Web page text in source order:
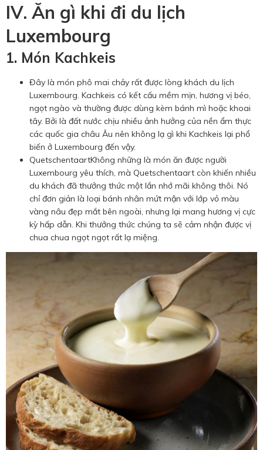
IV. Ăn gì khi đi du lịch
Luxembourg
1. Món Kachkeis
Đây là món phô mai chảy rất được lòng khách du lịch
Luxembourg. Kachkeis có kết cấu mềm mịn, hương vị béo,
ngọt ngào và thường được dùng kèm bánh mì hoặc khoai
tây. Bởi là đất nước chịu nhiều ảnh hưởng của nền ẩm thực
các quốc gia châu Âu nên không lạ gì khi Kachkeis lại phổ
biến ở Luxembourg đến vậy.
QuetschentaartKhông những là món ăn được người
Luxembourg yêu thích, mà Quetschentaart còn khiến nhiều
du khách đã thưởng thức một lần nhớ mãi không thôi. Nó
chỉ đơn giản là loại bánh nhân mứt mận với lớp vỏ màu
vàng nâu đẹp mắt bên ngoài, nhưng lại mang hương vị cực
kỳ hấp dẫn. Khi thưởng thức chúng ta sẽ cảm nhận được vị
chua chua ngọt ngọt rất lạ miệng.